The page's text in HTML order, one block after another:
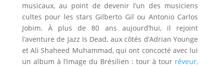
musicaux, au point de devenir l’un des musiciens
cultes pour les stars Gilberto Gil ou Antonio Carlos
Jobim. À plus de 80 ans aujourd’hui, il rejoint
l’aventure de Jazz Is Dead, aux côtés d’Adrian Younge
et Ali Shaheed Muhammad, qui ont concocté avec lui
un album à l’image du Brésilien : tour à tour rêveur,